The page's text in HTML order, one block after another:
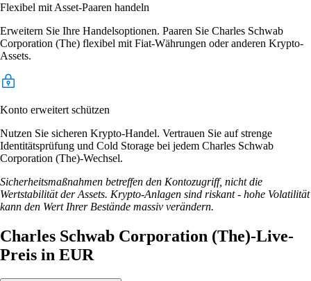
Flexibel mit Asset-Paaren handeln
Erweitern Sie Ihre Handelsoptionen. Paaren Sie Charles Schwab
Corporation (The) flexibel mit Fiat-Währungen oder anderen Krypto-
Assets.
Konto erweitert schützen
Nutzen Sie sicheren Krypto-Handel. Vertrauen Sie auf strenge
Identitätsprüfung und Cold Storage bei jedem Charles Schwab
Corporation (The)-Wechsel.
Sicherheitsmaßnahmen betreffen den Kontozugriff, nicht die
Wertstabilität der Assets. Krypto-Anlagen sind riskant - hohe Volatilität
kann den Wert Ihrer Bestände massiv verändern.
Charles Schwab Corporation (The)-Live-
Preis in EUR